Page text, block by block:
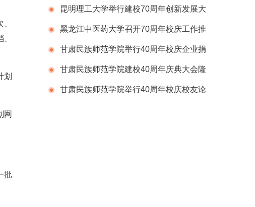
划
网
批
年庆祝活动
昆明理工大学举行建校70周年创新发展大
会 黑龙江中医药大学召开70周年校庆工作推
进会议甘肃民族师范学院举行40周年校庆企业捐
赠仪式甘肃民族师范学院建校40周年庆典大会隆
重举行甘肃民族师范学院举行40周年校庆校友论